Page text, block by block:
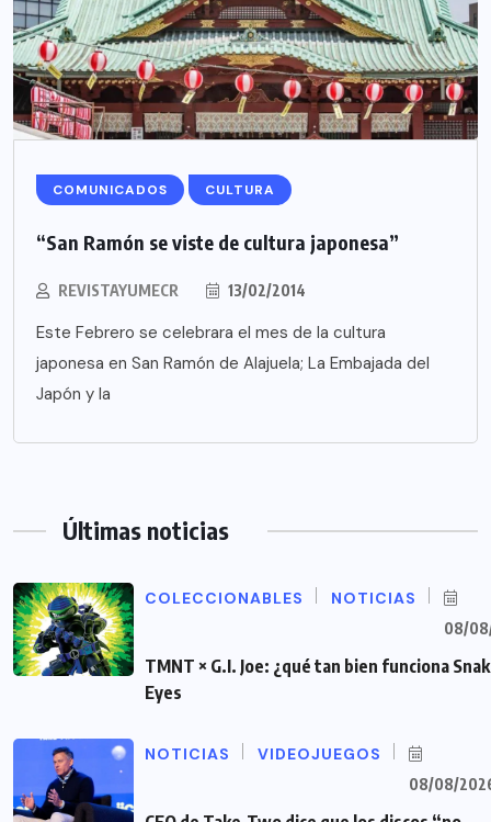
COMUNICADOS CULTURA
“San Ramón se viste de cultura japonesa”
REVISTAYUMECR 13/02/2014
Este Febrero se celebrara el mes de la cultura
japonesa en San Ramón de Alajuela; La Embajada del
Japón y la
Últimas noticias
COLECCIONABLES NOTICIAS
08/
TMNT × G.I. Joe: ¿qué tan bien funciona
Eyes
NOTICIAS VIDEOJUEGOS
08/08/